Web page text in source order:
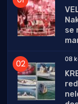
se
08